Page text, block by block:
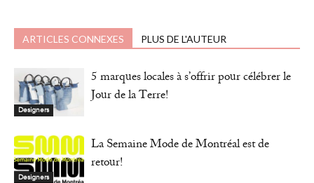
ARTICLES CONNEXES PLUS DE L'AUTEUR
Designers
5 marques locales à s’offrir pour célébrer le
Jour de la Terre!
Designers
La Semaine Mode de Montréal est de
retour!